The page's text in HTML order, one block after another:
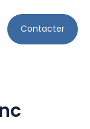
Contacter